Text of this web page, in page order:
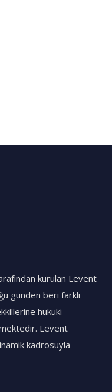
kurulan Levent
günden beri farklı
hukuki
Levent
kadrosuyla